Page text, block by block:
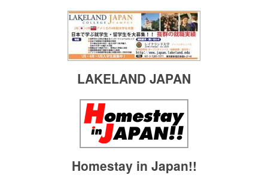
LAKELAND JAPAN
Homestay in Japan!!